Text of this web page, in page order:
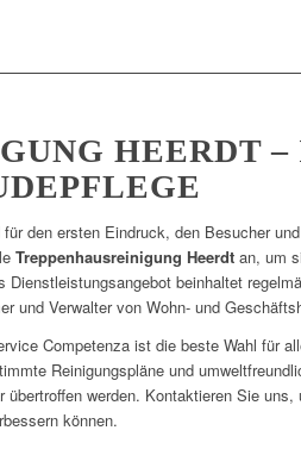
HEERDT
den ersten Eindruck, den Besucher
Treppenhausreinigung Heerdt an, um
beinhaltet
und Verwalter von Wohn- und
Competenza ist die beste Wahl für
Reinigungspläne und
werden. Kontaktieren Sie
können.